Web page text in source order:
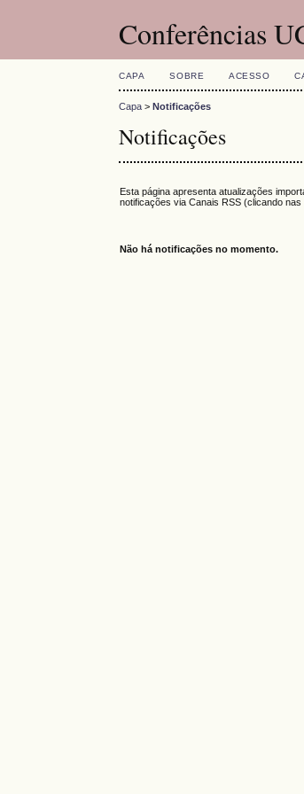
Conferências
CAPA SOBRE ACESSO
Capa >Notificações
Notificações
Esta página apresenta atualizações
notificações via Canais RSS (clicando
Não há notificações no momento.